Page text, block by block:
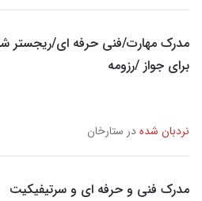
مدرک مهارت/فنی حرفه ای/ریجستر
برای جواز /رزومه
نردبان شدهدر ستارخان
مدرک فنی و حرفه ای و سرتیفیکیت